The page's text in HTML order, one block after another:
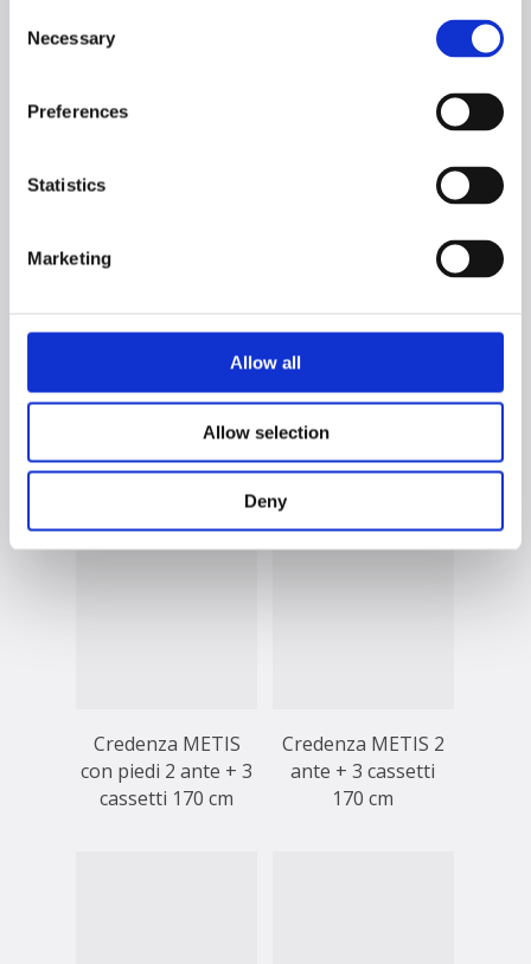
Selection
Necessary
Preferences
Statistics
Marketing
Allow all
Allow selection
Deny
METIS:
Credenza METIS
110 cm con piedi 1
anta + 3 cassetti
Credenza METIS
110 cm 1 anta + 3
cassetti
Credenza METIS
con piedi 2 ante + 3
cassetti 170 cm
Credenza METIS 2
ante + 3 cassetti
170 cm